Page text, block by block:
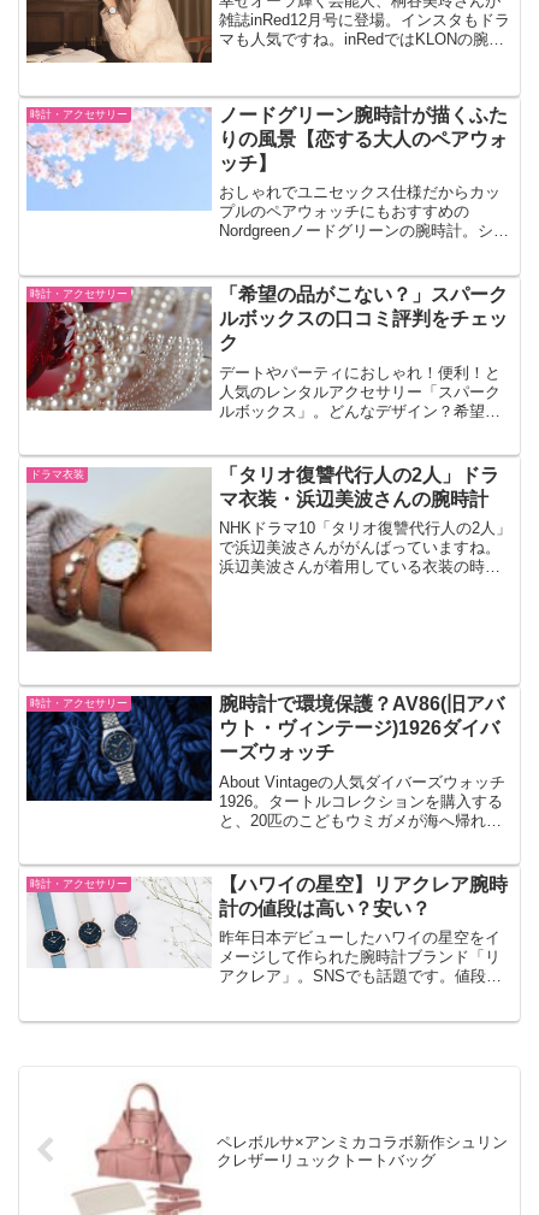
雑誌inRed12月号に登場。インスタもドラ
マも人気ですね。inRedではKLONの腕時
しても素敵ですね。
時計・アクセサリー
ノードグリーン腕時計が描くふた
りの風景【恋する大人のペアウォ
ッチ】
おしゃれでユニセックス仕様だからカッ
プルのペアウォッチにもおすすめの
Nordgreenノードグリーンの腕時計。シン
時計・アクセサリー
「希望の品がこない？」スパーク
ルボックスの口コミ評判をチェッ
ク
デートやパーティにおしゃれ！便利！と
人気のレンタルアクセサリー「スパーク
ルボックス」。どんなデザイン？希望の
て確認してみます。また、休会・退会の
方法は。
ドラマ衣装
「タリオ復讐代行人の2人」ドラ
マ衣装・浜辺美波さんの腕時計
NHKドラマ10「タリオ復讐代行人の2人」
で浜辺美波さんががんばっていますね。
浜辺美波さんが着用している衣装の時計
時計・アクセサリー
腕時計で環境保護？AV86(旧アバ
ウト・ヴィンテージ)1926ダイバ
ーズウォッチ
About Vintageの人気ダイバーズウォッチ
1926。タートルコレクションを購入する
と、20匹のこどもウミガメが海へ帰れる
時計・アクセサリー
【ハワイの星空】リアクレア腕時
計の値段は高い？安い？
昨年日本デビューしたハワイの星空をイ
メージして作られた腕時計ブランド「リ
アクレア」。SNSでも話題です。値段は
ペレボルサ×アンミカコラボ新作シュリン
クレザーリュックトートバッグ